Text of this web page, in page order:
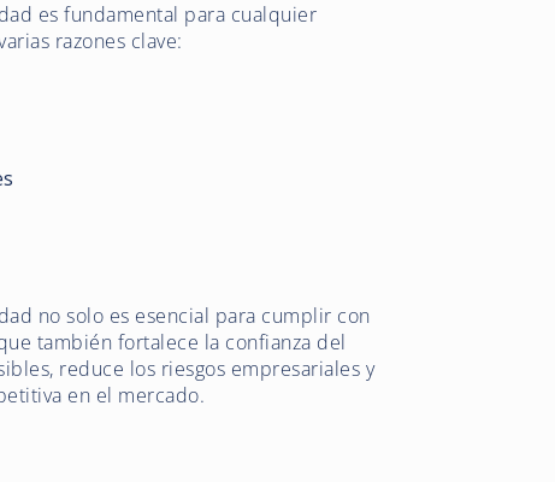
es fundamental para cualquier
razones clave:
no solo es esencial para cumplir con
también fortalece la confianza del
reduce los riesgos empresariales y
en el mercado.